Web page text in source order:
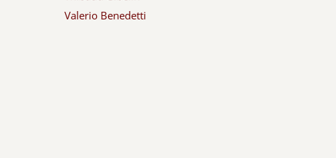
Valerio Benedetti